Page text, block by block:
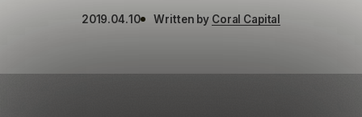
2019.04.10 Written by Coral Capital